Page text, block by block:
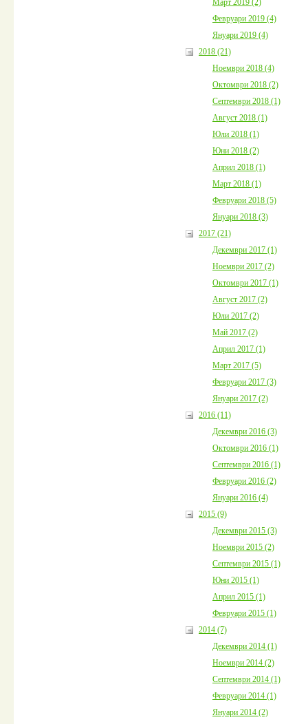
Февруари 2019 (4)
Януари 2019 (4)
2018 (21)
Ноември 2018 (4)
Октомври 2018 (2)
Септември 2018 (1)
Август 2018 (1)
Юли 2018 (1)
Юни 2018 (2)
Април 2018 (1)
Март 2018 (1)
Февруари 2018 (5)
Януари 2018 (3)
2017 (21)
Декември 2017 (1)
Ноември 2017 (2)
Октомври 2017 (1)
Август 2017 (2)
Юли 2017 (2)
Май 2017 (2)
Април 2017 (1)
Март 2017 (5)
Февруари 2017 (3)
Януари 2017 (2)
2016 (11)
Декември 2016 (3)
Октомври 2016 (1)
Септември 2016 (1)
Февруари 2016 (2)
Януари 2016 (4)
2015 (9)
Декември 2015 (3)
Ноември 2015 (2)
Септември 2015 (1)
Юни 2015 (1)
Април 2015 (1)
Февруари 2015 (1)
2014 (7)
Декември 2014 (1)
Ноември 2014 (2)
Септември 2014 (1)
Февруари 2014 (1)
Януари 2014 (2)